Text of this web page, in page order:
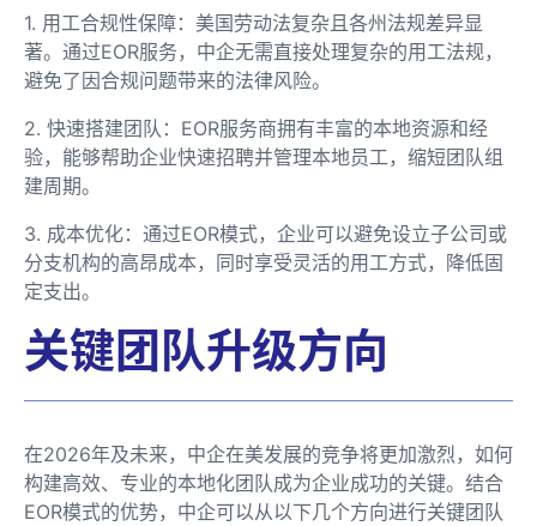
1. 用工合规性保障：美国劳动法复杂且各州法规差异显
著。通过EOR服务，中企无需直接处理复杂的用工法规，
避免了因合规问题带来的法律风险。
2. 快速搭建团队：EOR服务商拥有丰富的本地资源和经
验，能够帮助企业快速招聘并管理本地员工，缩短团队组
建周期。
3. 成本优化：通过EOR模式，企业可以避免设立子公司或
分支机构的高昂成本，同时享受灵活的用工方式，降低固
定支出。
关键团队升级方向
在2026年及未来，中企在美发展的竞争将更加激烈，如何
构建高效、专业的本地化团队成为企业成功的关键。结合
EOR模式的优势，中企可以从以下几个方向进行关键团队